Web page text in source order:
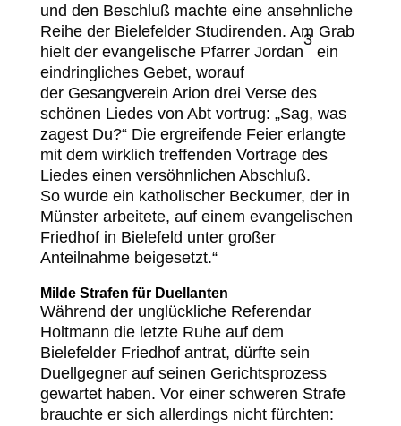
und den Beschluß machte eine ansehnliche
Reihe der Bielefelder Studirenden. Am Grab
hielt der evangelische Pfarrer Jordan
3
ein
eindringliches Gebet, worauf
der Gesangverein Arion drei Verse des
schönen Liedes von Abt vortrug: „Sag, was
zagest Du?“ Die ergreifende Feier erlangte
mit dem wirklich treffenden Vortrage des
Liedes einen versöhnlichen Abschluß.
So wurde ein katholischer Beckumer, der in
Münster arbeitete, auf einem evangelischen
Friedhof in Bielefeld unter großer
Anteilnahme beigesetzt.“
Milde Strafen für Duellanten
Während der unglückliche Referendar
Holtmann die letzte Ruhe auf dem
Bielefelder Friedhof antrat, dürfte sein
Duellgegner auf seinen Gerichtsprozess
gewartet haben. Vor einer schweren Strafe
brauchte er sich allerdings nicht fürchten: